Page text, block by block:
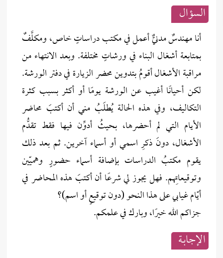
السؤال
أنا مهندسٌ مدنيٌّ أعمل في مكتب دراساتٍ خاص، ومكلَّفٌ
بمتابعة أشغال البناء في ورشاتٍ مختلفة. وبعد الانتهاء من
مراقبة الأشغال أقومُ بتدوين محضر الزيارة في دفتر الورشة.
لكن أحيانًا أغيب عن الورشة يومًا أو أكثر بسبب كثرة
التكاليف، وفي هذه الحالة يُطلَبُ مني أن أكتبَ محاضر
الأيام التي لم أحضرها، بحيثُ أدوِّن فيها فقط تقدُّم
الأشغال، دونَ ذكرِ اسمي أو أسماء آخرين. ثم بعد ذلك
يقوم مكتبُ الدراسات بإضافة أسماء حضورٍ وهميّين
وتوقيعاتِهم. فهل يجوز لي شرعًا أن أكتبَ هذه المحاضر في
أيّام غيابي على هذا النحو (دون توقيعٍ أو اسم)؟
جزاكم الله خيرًا، وبارك في علمكم.
الإجابــة